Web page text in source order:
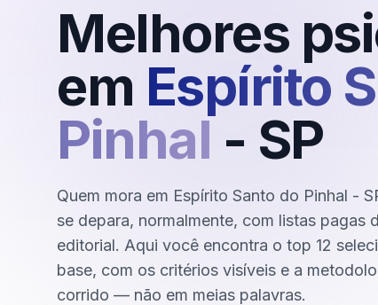
Melhores
em Espírito
Pinhal - SP
Quem mora em Espírito Santo do Pinhal -
se depara, normalmente, com listas pagas
editorial. Aqui você encontra o top 12
base, com os critérios visíveis e a
corrido — não em meias palavras.